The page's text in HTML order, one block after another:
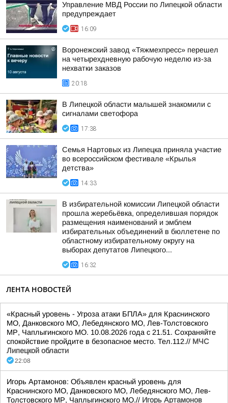
Управление МВД России по Липецкой области
предупреждает
16:09
Воронежский завод «Тяжмехпресс» перешел
на четырехдневную рабочую неделю из-за
нехватки заказов
20:18
В Липецкой области малышей знакомили с
сигналами светофора
17:38
Семья Нартовых из Липецка приняла участие
во всероссийском фестивале «Крылья
детства»
14:33
В избирательной комиссии Липецкой области
прошла жеребьёвка, определившая порядок
размещения наименований и эмблем
избирательных объединений в бюллетене по
областному избирательному округу на
выборах депутатов Липецкого...
16:32
ЛЕНТА НОВОСТЕЙ
«Красный уровень - Угроза атаки БПЛА» для Краснинского
МО, Данковского МО, Лебедянского МО, Лев-Толстовского
МР, Чаплыгинского МО. 10.08.2026 года с 21.51. Сохраняйте
спокойствие пройдите в безопасное место. Тел.112.// МЧС
Липецкой области
22:08
Игорь Артамонов: Объявлен красный уровень для
Краснинского МО, Данковского МО, Лебедянского МО, Лев-
Толстовского МР, Чаплыгинского МО.// Игорь Артамонов